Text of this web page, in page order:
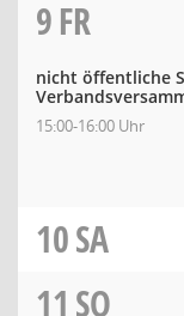
9FR
nicht öffentliche
15:00-16:00 Uhr
10SA
11 SO